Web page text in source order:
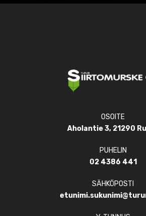
OSOITE
Aholantie 3, 21290
PUHELIN
02 4386 441
SÄHKÖPOSTI